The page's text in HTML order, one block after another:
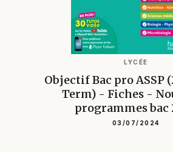
LYCÉE
Objectif Bac pro ASSP
Term) - Fiches -
programmes bac
03/07/2024